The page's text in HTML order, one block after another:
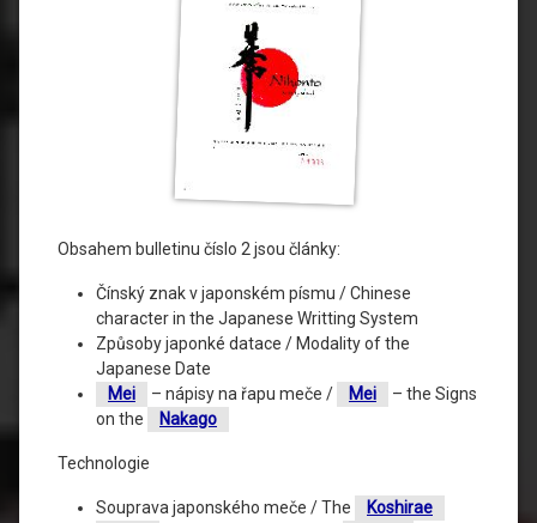
Obsahem bulletinu číslo 2 jsou články:
Čínský znak v japonském písmu / Chinese
character in the Japanese Writting System
Způsoby japonké datace / Modality of the
Japanese Date
Mei
– nápisy na řapu meče / Mei
– the Signs
on the
Nakago
Technologie
Souprava japonského meče / The
Koshirae